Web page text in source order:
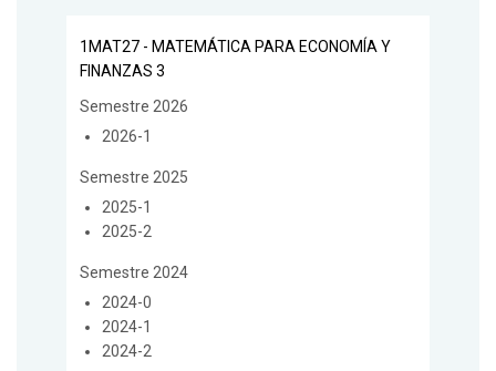
1MAT27 - MATEMÁTICA PARA ECONOMÍA Y
FINANZAS 3
Semestre 2026
2026-1
Semestre 2025
2025-1
2025-2
Semestre 2024
2024-0
2024-1
2024-2